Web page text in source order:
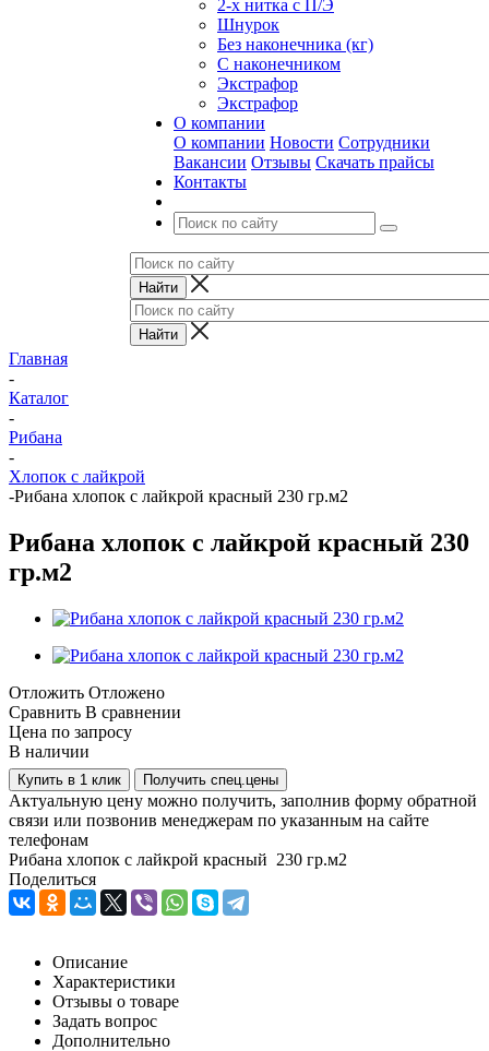
2-х нитка с П/Э
Шнурок
Без наконечника (кг)
С наконечником
Экстрафор
Экстрафор
О компании
О компании Новости Сотрудники
Вакансии Отзывы Скачать прайсы
Контакты
Главная
-
Каталог
-
Рибана
-
Хлопок с лайкрой
-Рибана хлопок с лайкрой красный 230 гр.м2
Рибана хлопок с лайкрой красный 230
гр.м2
Отложить Отложено
Сравнить В сравнении
Цена по запросу
В наличии
Купить в 1 клик Получить спец.цены
Актуальную цену можно получить, заполнив форму обратной
связи или позвонив менеджерам по указанным на сайте
телефонам
Рибана хлопок с лайкрой красный 230 гр.м2
Поделиться
Описание
Характеристики
Отзывы о товаре
Задать вопрос
Дополнительно